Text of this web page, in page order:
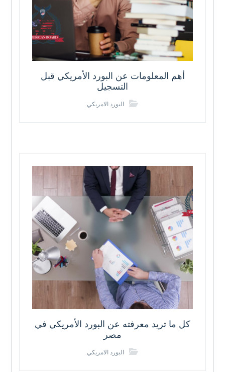
أهم المعلومات عن البورد الأمريكي قبل
التسجيل
البورد الامريكي
كل ما تريد معرفته عن البورد الأمريكي في
مصر
البورد الامريكي